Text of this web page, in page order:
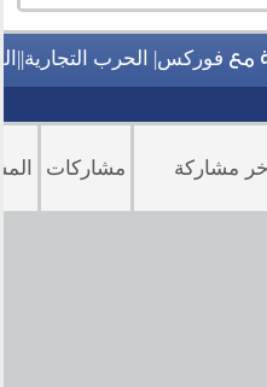
مع فوركس| الحرب
آخر مشاركة مشاركات